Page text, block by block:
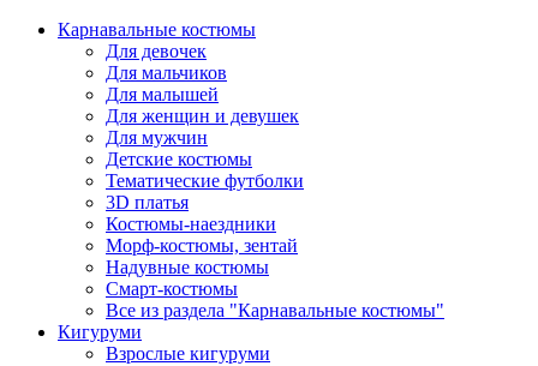
Карнавальные костюмы
Для девочек
Для мальчиков
Для малышей
Для женщин и девушек
Для мужчин
Детские костюмы
Тематические футболки
3D платья
Костюмы-наездники
Морф-костюмы, зентай
Надувные костюмы
Смарт-костюмы
Все из раздела "Карнавальные костюмы"
Кигуруми
Взрослые кигуруми